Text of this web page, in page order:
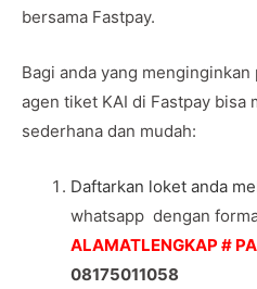
bersama Fastpay.
Bagi anda yang
agen tiket KAI di Fastpay bisa
sederhana dan mudah:
Daftarkan loket anda
whatsapp dengan
ALAMATLENGKAP #
08175011058